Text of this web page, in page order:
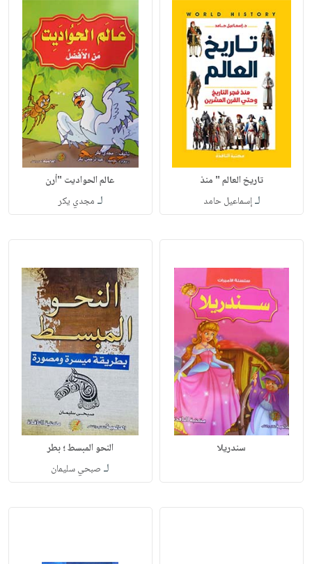
تاريخ العالم " منذ
لـإسماعيل حامد
عالم الحواديت "أرن
لـ مجدي يكر
سندريلا النحو المبسط ؛ بطر
لـ صبحي سليمان